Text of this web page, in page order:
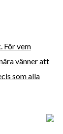
För vem
vänner att
som alla